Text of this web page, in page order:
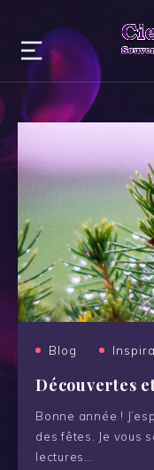
Blog
Découvertes
Bonne année !
des fêtes. Je vous
lectures…